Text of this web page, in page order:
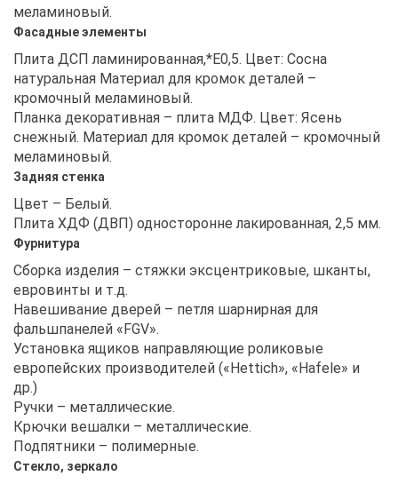
меламиновый.
Фасадные элементы
Плита ДСП ламинированная,*Е0,5. Цвет: Сосна
натуральная Материал для кромок деталей –
кромочный меламиновый.
Планка декоративная – плита МДФ. Цвет: Ясень
снежный. Материал для кромок деталей – кромочный
меламиновый.
Задняя стенка
Цвет – Белый.
Плита ХДФ (ДВП) односторонне лакированная, 2,5 мм.
Фурнитура
Сборка изделия – стяжки эксцентриковые, шканты,
евровинты и т.д.
Навешивание дверей – петля шарнирная для
фальшпанелей «FGV».
Установка ящиков направляющие роликовые
европейских производителей («Hettich», «Hafele» и
др.)
Ручки – металлические.
Крючки вешалки – металлические.
Подпятники – полимерные.
Стекло, зеркало